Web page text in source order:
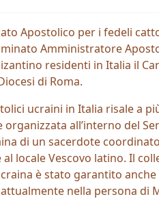
Apostolico per i fedeli
Amministratore
residenti in Italia il
di Roma.
ucraini in Italia risale a
all’interno del
di un sacerdote
locale Vescovo latino. Il
è stato garantito
nella persona di